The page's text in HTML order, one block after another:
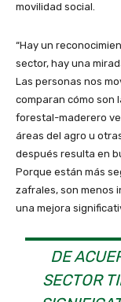
movilidad social.
“Hay un
sector, hay una
Las personas nos
comparan cómo son
forestal-maderero
áreas del agro u
después resulta en
Porque están más
zafrales, son menos
una mejora
DE
SECTOR